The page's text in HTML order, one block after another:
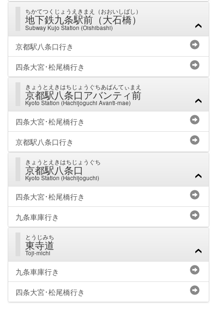
ちかてつくじょうえきまえ（おおいしばし）
地下鉄九条駅前（大石橋）
Subway Kujo Station (Oishibashi)
京都駅八条口行き
四条大宮･松尾橋行き
きょうとえきはちじょうぐちあばんてぃまえ
京都駅八条口アバンティ前
Kyoto Station (Hachijoguchi Avanti-mae)
四条大宮･松尾橋行き
京都駅八条口行き
きょうとえきはちじょうぐち
京都駅八条口
Kyoto Station (Hachijoguchi)
四条大宮･松尾橋行き
九条車庫行き
とうじみち
東寺道
Toji-michi
九条車庫行き
四条大宮･松尾橋行き